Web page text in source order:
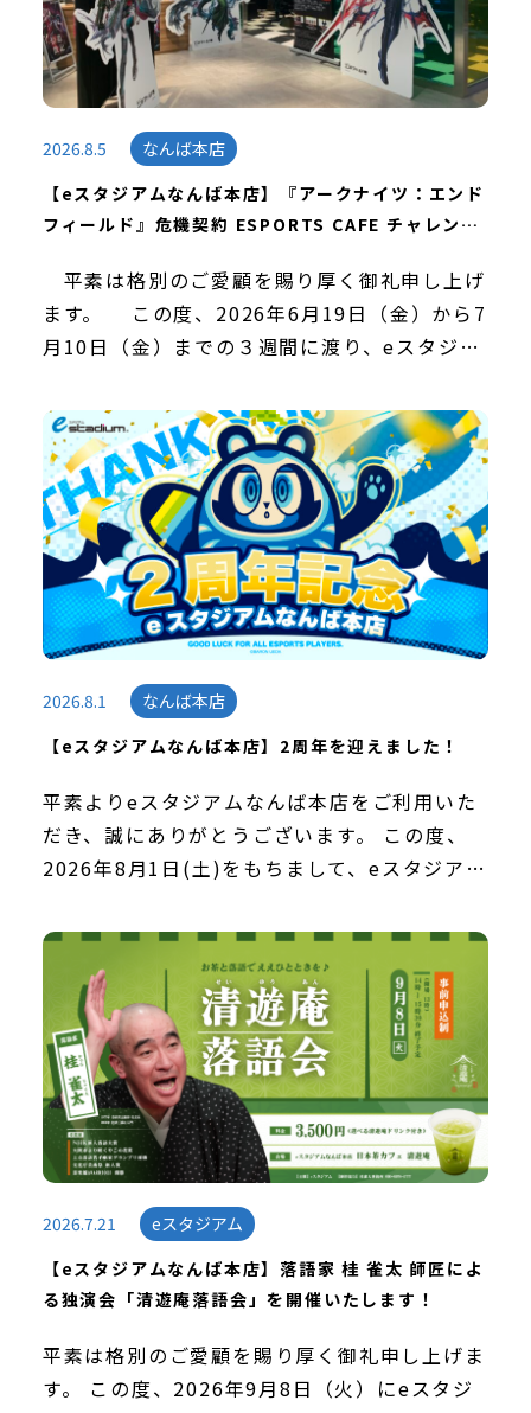
2026.8.5
なんば本店
【eスタジアムなんば本店】『アークナイツ：エンド
フィールド』危機契約 ESPORTS CAFE チャレンジ
平素は格別のご愛顧を賜り厚く御礼申し上げ
ます。 この度、2026年6月19日（金）から7
月10日（金）までの３週間に渡り、eスタジア
ールド』危機契約 ESPORTS CAFE […]
2026.8.1
なんば本店
【eスタジアムなんば本店】2周年を迎えました！
平素よりeスタジアムなんば本店をご利用いた
だき、誠にありがとうございます。 この度、
2026年8月1日(土)をもちまして、eスタジアム
年を迎えました。この節目を迎えることができ
ま […]
2026.7.21
eスタジアム
【eスタジアムなんば本店】落語家 桂 雀太 師匠によ
る独演会「清遊庵落語会」を開催いたします！
平素は格別のご愛顧を賜り厚く御礼申し上げま
す。 この度、2026年9月8日（火）にeスタジ